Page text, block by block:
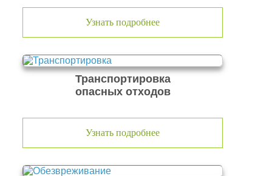
Узнать подробнее
Транспортировка
опасных отходов
Узнать подробнее